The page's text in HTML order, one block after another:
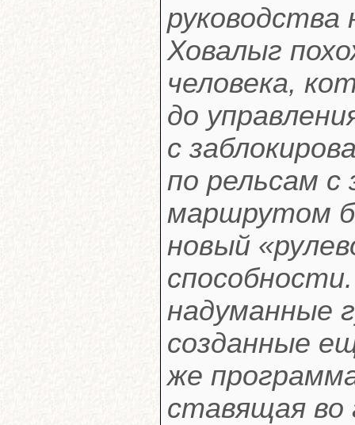
руководства
Ховалыг
человека,
до
с
по рельсам с
маршрутом
новый
надуманные
созданные
же
ставящая во